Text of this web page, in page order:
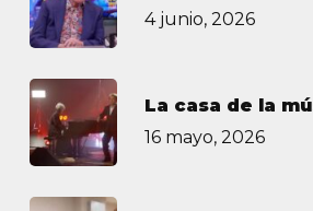
4 junio, 2026
La casa de la
16 mayo, 2026